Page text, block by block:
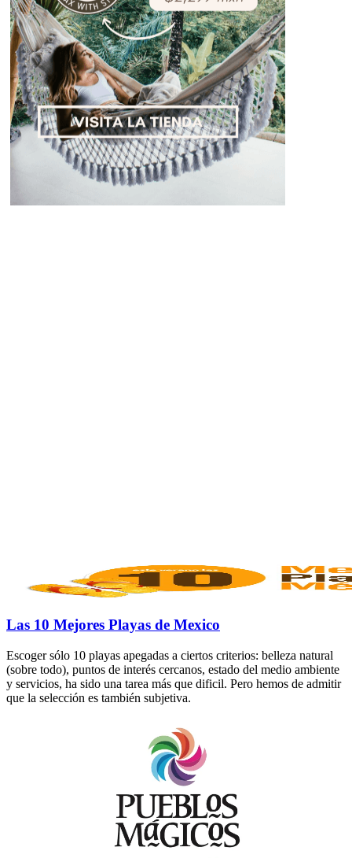
Las 10 Mejores Playas de Mexico
Escoger sólo 10 playas apegadas a ciertos criterios: belleza natural
(sobre todo), puntos de interés cercanos, estado del medio ambiente
y servicios, ha sido una tarea más que dificil. Pero hemos de admitir
que la selección es también subjetiva.